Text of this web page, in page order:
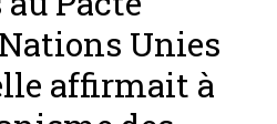
Unies
affirmait à